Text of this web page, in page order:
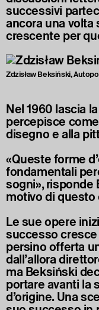
successivi
ancora una volta
crescente per
Zdzisław Beksiński,
Nel 1960 lascia
percepisce
disegno e alla
«Queste forme
fondamentali
sogni», risponde
motivo di
Le sue opere
successo
persino offerta
dall’allora
ma Beksiński
portare avanti la
d’origine. Una